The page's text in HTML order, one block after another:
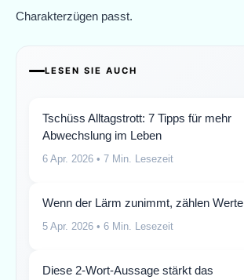
Charakterzügen passt.
LESEN SIE AUCH
Tschüss Alltagstrott: 7 Tipps für mehr
Abwechslung im Leben
6 Apr. 2026 • 7 Min. Lesezeit
Wenn der Lärm zunimmt, zählen Werte
5 Apr. 2026 • 6 Min. Lesezeit
Diese 2-Wort-Aussage stärkt das